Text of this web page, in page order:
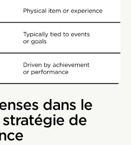
dans le
de